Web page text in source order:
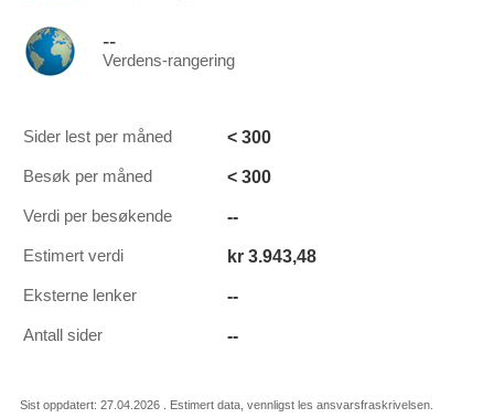
--
Verdens-rangering
Sider lest per måned < 300
Besøk per måned < 300
Verdi per besøkende --
Estimert verdi kr 3.943,48
Eksterne lenker --
Antall sider --
Sist oppdatert: 27.04.2026 . Estimert data, vennligst les ansvarsfraskrivelsen.